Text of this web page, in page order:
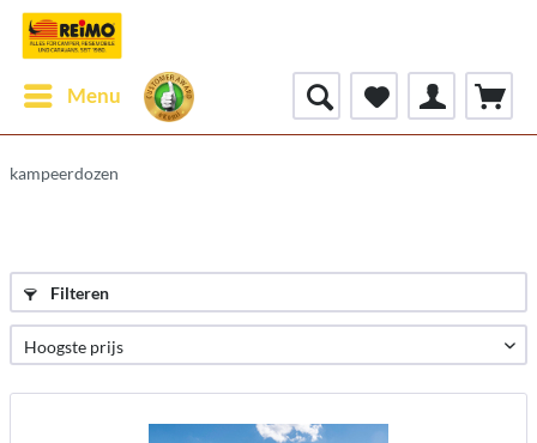
Menu
kampeerdozen
Filteren